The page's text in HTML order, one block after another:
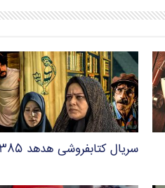
سریال کتابفروشی هدهد ۱۳۸۵